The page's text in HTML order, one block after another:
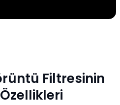
Filtresinin